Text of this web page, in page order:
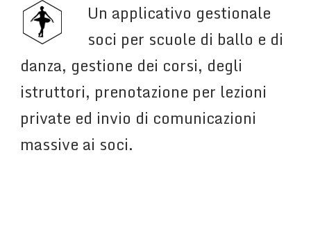
Un applicativo gestionale
soci per scuole di ballo e di
danza, gestione dei corsi, degli
istruttori, prenotazione per lezioni
private ed invio di comunicazioni
massive ai soci.